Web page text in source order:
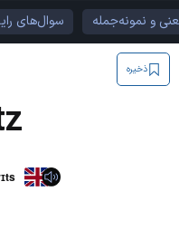
و نمونه‌جمله سوال‌های
ذخیره